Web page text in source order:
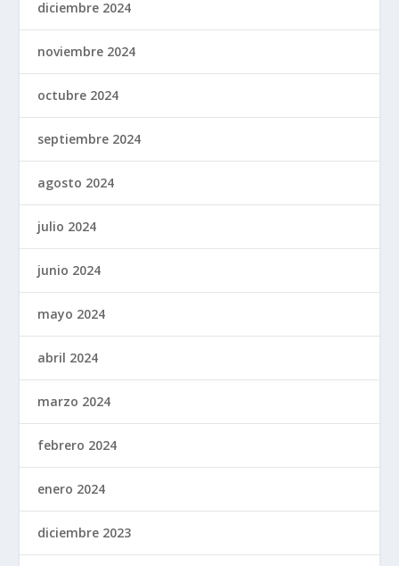
diciembre 2024
noviembre 2024
octubre 2024
septiembre 2024
agosto 2024
julio 2024
junio 2024
mayo 2024
abril 2024
marzo 2024
febrero 2024
enero 2024
diciembre 2023